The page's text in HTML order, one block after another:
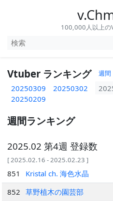
100,000人以上
Vtuber ランキング 週間
20250309 20250302
20250209
週間ランキング
2025.02 第4週 登録数
[ 2025.02.16 - 2025.02.23 ]
851 Kristal ch. 海色水晶
852
草野植木の園芸部